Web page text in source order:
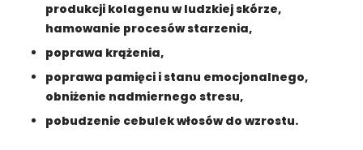
produkcji kolagenu w ludzkiej skórze,
hamowanie procesów starzenia,
poprawa krążenia,
poprawa pamięci i stanu emocjonalnego,
obniżenie nadmiernego stresu,
pobudzenie cebulek włosów do wzrostu.
o